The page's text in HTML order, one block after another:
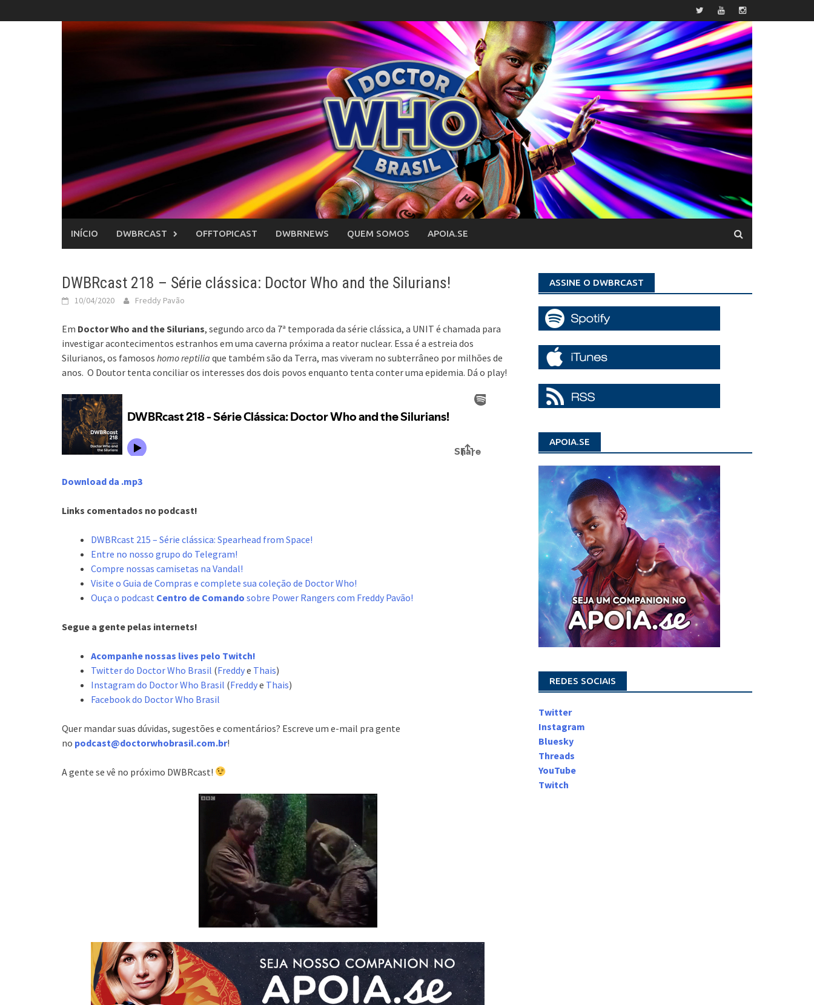
to
INÍCIO DWBRCAST OFFTOPICAST DWBRNEWS QUEM SOMOS APOIA.SE
DWBRcast 218 – Série clássica: Doctor Who and the Silurians!
10/04/2020 Freddy Pavão
Em Doctor Who and the Silurians, segundo arco da 7ª temporada da série clássica, a UNIT é chamada para
investigar acontecimentos estranhos em uma caverna próxima a reator nuclear. Essa é a estreia dos
Silurianos, os famosos homo reptilia que também são da Terra, mas viveram no subterrâneo por milhões de
anos. O Doutor tenta conciliar os interesses dos dois povos enquanto tenta conter uma epidemia. Dá o play!
Download da .mp3
Links comentados no podcast!
DWBRcast 215 – Série clássica: Spearhead from Space!
Entre no nosso grupo do Telegram!
Compre nossas camisetas na Vandal!
Visite o Guia de Compras e complete sua coleção de Doctor Who!
Ouça o podcast Centro de Comando sobre Power Rangers com Freddy Pavão!
Segue a gente pelas internets!
Acompanhe nossas lives pelo Twitch!
Twitter do Doctor Who Brasil (Freddye Thais)
Instagram do Doctor Who Brasil (Freddye Thais)
Facebook do Doctor Who Brasil
Quer mandar suas dúvidas, sugestões e comentários? Escreve um e-mail pra gente
no podcast@doctorwhobrasil.com.br!
A gente se vê no próximo DWBRcast!
ASSINE O DWBRCAST
APOIA.SE
REDES SOCIAIS
Twitter
Instagram
Bluesky
Threads
YouTube
Twitch